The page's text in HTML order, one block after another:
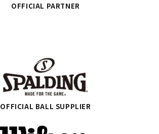
OFFICIAL PARTNER
OFFICIAL BALL SUPPLIER